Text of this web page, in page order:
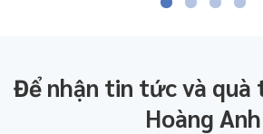
Để nhận tin tức và
Hoàng Anh